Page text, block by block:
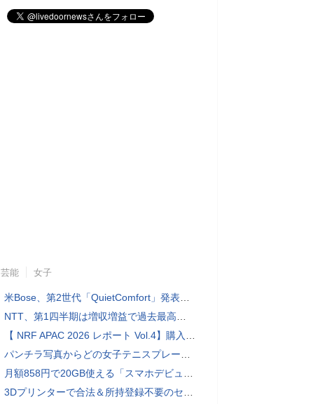
芸能 女子
米Bose、第2世代「QuietComfort」発表 ノイキャン強化、メガネ着用時の低下を抑制
NTT、第1四半期は増収増益で過去最高 IOWNや分散GPUの取り組みを説明
【 NRF APAC 2026 レポート Vol.4】購入の瞬間に眠る価値 Transaction Momentとリテールの次の成長戦略
パンチラ写真からどの女子テニスプレーヤーのものなのか当てるクイズ「Tennis Upskirts」
月額858円で20GB使える「スマホデビュープラン U15」ドコモが提供、ahamoも割引になる親子割も
3Dプリンターで合法＆所持登録不要のセミオートマチック銃を自作、発砲試験にも成功した猛者が登場